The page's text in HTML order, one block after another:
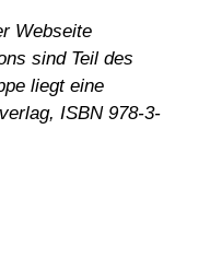
Webseite
sind Teil des
liegt eine
ISBN 978-3-